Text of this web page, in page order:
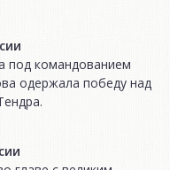
под командованием
одержала победу над